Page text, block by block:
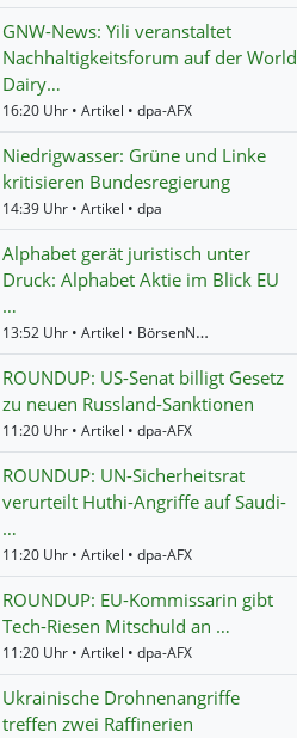
GNW-News: Yili veranstaltet
Nachhaltigkeitsforum auf der World
Dairy…
16:20 Uhr • Artikel • dpa-AFX
Niedrigwasser: Grüne und Linke
kritisieren Bundesregierung
14:39 Uhr • Artikel • dpa
Alphabet gerät juristisch unter
Druck: Alphabet Aktie im Blick EU
…
13:52 Uhr • Artikel • BörsenNEWS.de
ROUNDUP: US-Senat billigt Gesetz
zu neuen Russland-Sanktionen
11:20 Uhr • Artikel • dpa-AFX
ROUNDUP: UN-Sicherheitsrat
verurteilt Huthi-Angriffe auf Saudi-
…
11:20 Uhr • Artikel • dpa-AFX
ROUNDUP: EU-Kommissarin gibt
Tech-Riesen Mitschuld an …
11:20 Uhr • Artikel • dpa-AFX
Ukrainische Drohnenangriffe
treffen zwei Raffinerien